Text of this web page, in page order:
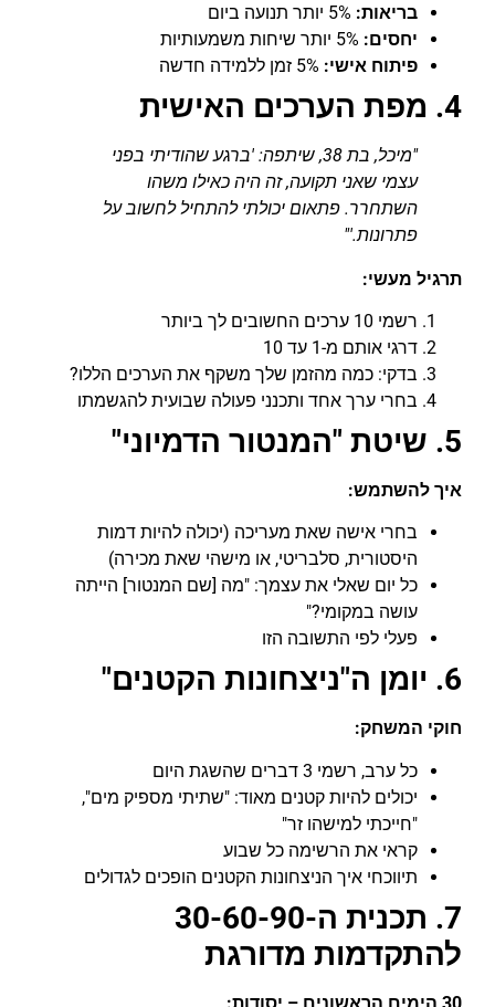
בריאות:
יחסים:
פיתוח אישי:
4. מפת הערכים האישית
"מיכל, בת 38, שיתפה: 'ברגע שהודיתי בפני
עצמי שאני תקועה, זה היה כאילו משהו
השתחרר. פתאום יכולתי להתחיל לחשוב על
פתרונות.'"
תרגיל מעשי:
רשמי 10 ערכים החשובים לך ביותר
דרגי אותם מ-1 עד 10
בדקי: כמה מהזמן שלך משקף את הערכים הללו?
בחרי ערך אחד ותכנני פעולה שבועית להגשמתו
5. שיטת "המנטור הדמיוני"
איך להשתמש:
בחרי אישה שאת מעריכה (יכולה להיות דמות
היסטורית, סלבריטי, או מישהי שאת מכירה)
כל יום שאלי את עצמך: "מה [שם המנטור] הייתה
עושה במקומי?"
פעלי לפי התשובה הזו
6. יומן ה"ניצחונות הקטנים"
חוקי המשחק:
כל ערב, רשמי 3 דברים שהשגת היום
יכולים להיות קטנים מאוד: "שתיתי מספיק מים",
"חייכתי למישהו זר"
קראי את הרשימה כל שבוע
תיווכחי איך הניצחונות הקטנים הופכים לגדולים
7. תכנית ה-30-60-90
להתקדמות מדורגת